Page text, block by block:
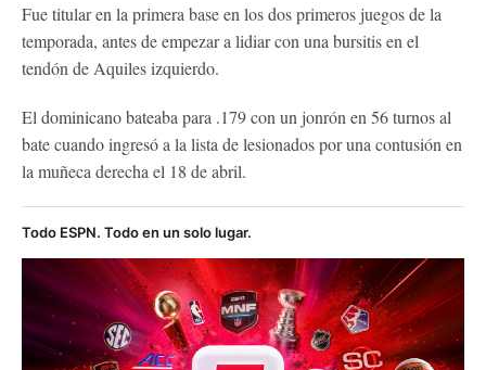
Fue titular en la primera base en los dos primeros juegos de la
temporada, antes de empezar a lidiar con una bursitis en el
tendón de Aquiles izquierdo.
El dominicano bateaba para .179 con un jonrón en 56 turnos al
bate cuando ingresó a la lista de lesionados por una contusión en
la muñeca derecha el 18 de abril.
Todo ESPN. Todo en un solo lugar.